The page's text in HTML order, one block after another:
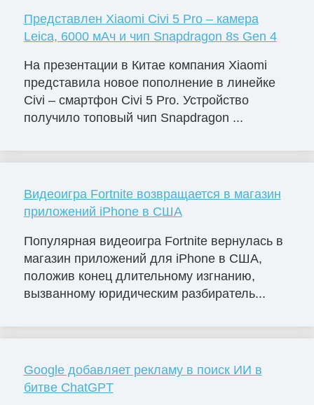
Представлен Xiaomi Civi 5 Pro – камера
Leica, 6000 мАч и чип Snapdragon 8s Gen 4
На презентации в Китае компания Xiaomi
представила новое пополнение в линейке
Civi – смартфон Civi 5 Pro. Устройство
получило топовый чип Snapdragon ...
Видеоигра Fortnite возвращается в магазин
приложений iPhone в США
Популярная видеоигра Fortnite вернулась в
магазин приложений для iPhone в США,
положив конец длительному изгнанию,
вызванному юридическим разбиратель...
Google добавляет рекламу в поиск ИИ в
битве ChatGPT